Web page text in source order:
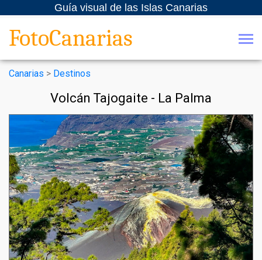
Guía visual de las Islas Canarias
FotoCanarias
Canarias > Destinos
Volcán Tajogaite - La Palma